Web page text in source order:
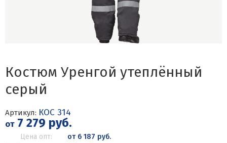
Костюм Уренгой утеплённый
серый
Артикул: КОС 314
от7 279 руб.
Цена опт:
от 6 187 руб.